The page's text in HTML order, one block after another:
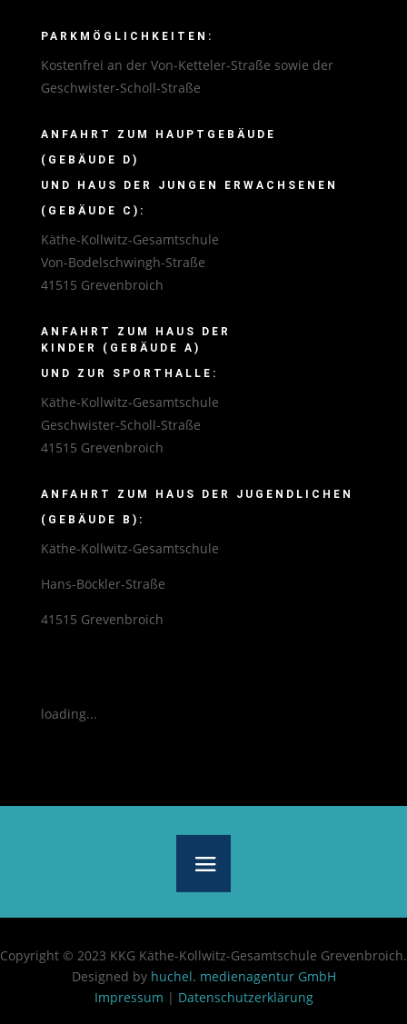
PARKMÖGLICHKEITEN:
Kostenfrei an der Von-Ketteler-Straße sowie der
Geschwister-Scholl-Straße
ANFAHRT ZUM HAUPTGEBÄUDE
(GEBÄUDE D)
UND HAUS DER JUNGEN ERWACHSENEN
(GEBÄUDE C):
Käthe-Kollwitz-Gesamtschule
Von-Bodelschwingh-Straße
41515 Grevenbroich
ANFAHRT ZUM HAUS DER
KINDER (GEBÄUDE A)
UND ZUR SPORTHALLE:
Käthe-Kollwitz-Gesamtschule
Geschwister-Scholl-Straße
41515 Grevenbroich
ANFAHRT ZUM HAUS DER JUGENDLICHEN
(GEBÄUDE B):
Käthe-Kollwitz-Gesamtschule
Hans-Böckler-Straße
41515 Grevenbroich
loading...
Copyright © 2023 KKG Käthe-Kollwitz-Gesamtschule Grevenbroich.
Designed by huchel. medienagentur GmbH
Impressum | Datenschutzerklärung